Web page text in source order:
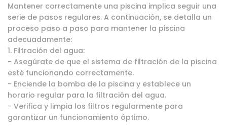
Mantener correctamente una piscina implica seguir una
serie de pasos regulares. A continuación, se detalla un
proceso paso a paso para mantener la piscina
adecuadamente:
1. Filtración del agua:
- Asegúrate de que el sistema de filtración de la piscina
esté funcionando correctamente.
- Enciende la bomba de la piscina y establece un
horario regular para la filtración del agua.
- Verifica y limpia los filtros regularmente para
garantizar un funcionamiento óptimo.